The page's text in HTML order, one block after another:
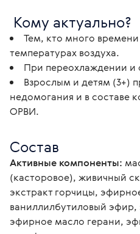
Кому актуально?
Тем, кто много
температурах воздуха.
При переохлаждении
Взрослым и детям (3+)
недомогания и в составе
ОРВИ.
Состав
Активные компоненты:
(касторовое), живичный
экстракт горчицы,
ваниллилбутиловый
эфирное масло герани,